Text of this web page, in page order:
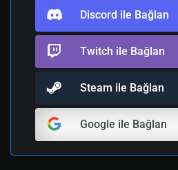
Discord ile Bağlan
Twitch ile Bağlan
Steam ile Bağlan
Google ile Bağlan